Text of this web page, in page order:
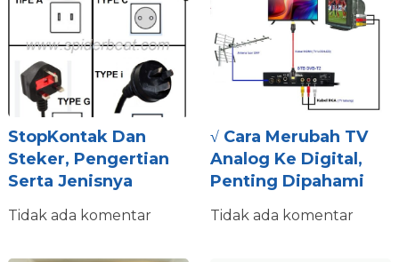
StopKontak Dan
Steker, Pengertian
Serta Jenisnya
Tidak ada komentar
√ Cara Merubah TV
Analog Ke Digital,
Penting Dipahami
Tidak ada komentar